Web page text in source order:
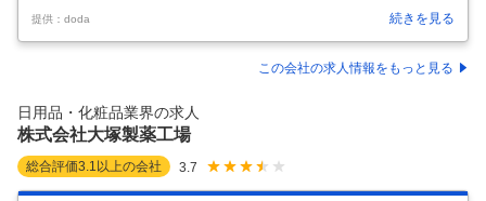
京／SAP経験を活かせる】ERPロードマップ策定～福利厚生充実／国内
トップクラスの製薬メーカー～ 【具体的な仕事内容】 【ADCを核とし
た世界的成長／エンハーツを中心とする強力パイプライン／がん領域で
の圧倒的存在感】 ■業務内容： 【アプリケーションデリバリー】 ・中期
ムの選定 ・アーキテクチャ設計およびシステム連携の推進 ・開発～テス
ト～本番リリースまでの一連の実行管理 ・セキュリティ／コン
提供：doda 続きを見る
この会社の求人情報をもっと見る
日用品・化粧品業界の求人
株式会社大塚製薬工場
総合評価3.1 以上の会社 3.7